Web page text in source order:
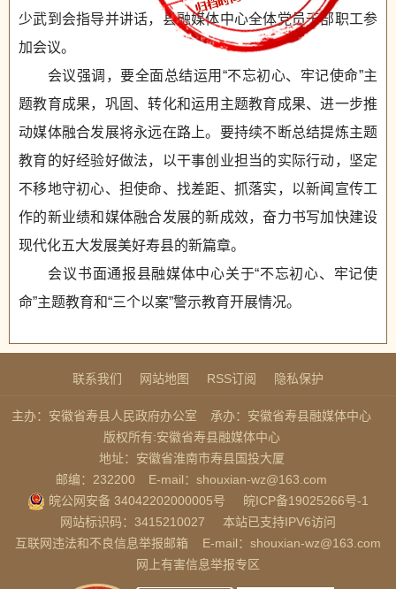
少武到会指导并讲话，县融媒体中心全体党员干部职工参
加会议。
会议强调，要全面总结运用“不忘初心、牢记使命”主
题教育成果，巩固、转化和运用主题教育成果、进一步推
动媒体融合发展将永远在路上。要持续不断总结提炼主题
教育的好经验好做法，以干事创业担当的实际行动，坚定
不移地守初心、担使命、找差距、抓落实，以新闻宣传工
作的新业绩和媒体融合发展的新成效，奋力书写加快建设
现代化五大发展美好寿县的新篇章。
会议书面通报县融媒体中心关于“不忘初心、牢记使
命”主题教育和“三个以案”警示教育开展情况。
联系我们 网站地图 RSS订阅 隐私保护
主办：安徽省寿县人民政府办公室
承办：安徽省寿县融媒体中心
版权所有:安徽省寿县融媒体中心
地址：安徽省淮南市寿县国投大厦
邮编：232200
E-mail：shouxian-wz@163.com
皖公网安备 34042202000005号
皖ICP备19025266号-1
网站标识码：3415210027
本站已支持IPV6访问
互联网违法和不良信息举报邮箱
E-mail：shouxian-wz@163.com
网上有害信息举报专区